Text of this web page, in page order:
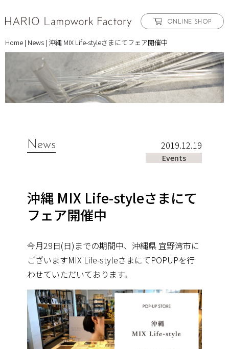
ONLINE SHOP
Home | News | 沖縄 MIX Life-styleさまにてフェア開催中
News 2019.12.19
Events
沖縄 MIX Life-styleさまにて
フェア開催中
今月29日(日)までの期間中、沖縄県 宜野湾市に
ございますMIX Life-styleさまにてPOPUPを行
わせていただいております。